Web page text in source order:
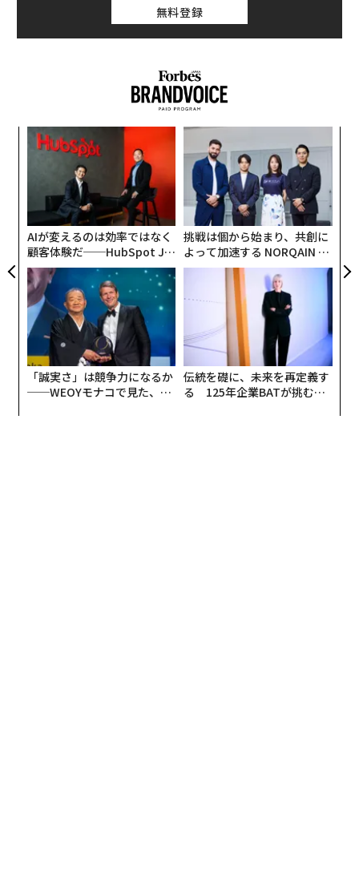
無料登録
AIが変えるのは効率ではなく
顧客体験だ──HubSpot Ja
panが語る「Grow Better」
な組織のつくり方
挑戦は個から始まり、共創に
よって加速する NORQAIN JA
PAN 特別座談会
「誠実さ」は競争力になるか
──WEOYモナコで見た、く
伝統を礎に、未来を再定義す
る 125年企業BATが挑むス